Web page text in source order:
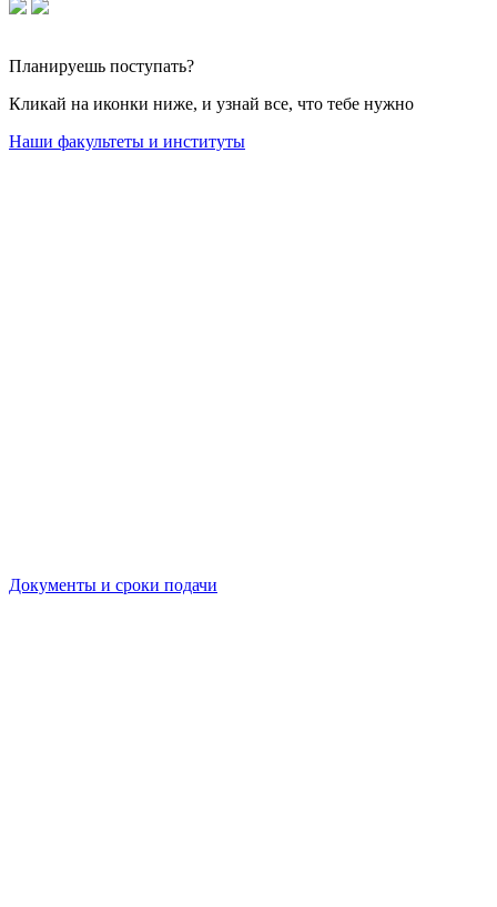
Планируешь поступать?
Кликай на иконки ниже, и узнай все, что тебе нужно
Наши факультеты и институты
Документы и сроки подачи